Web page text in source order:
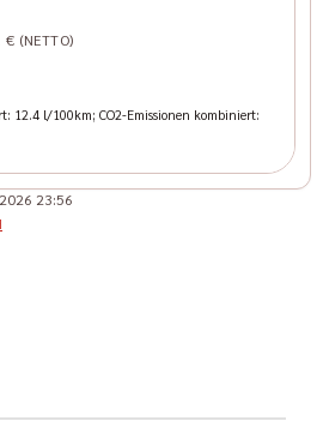
(NETTO)
12.4 l/100km; CO2-Emissionen kombiniert:
23:56